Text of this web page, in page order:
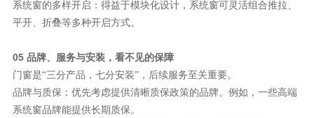
系统窗的多样开启：得益于模块化设计，系统窗可灵活组合推拉、
平开、折叠等多种开启方式。
05 品牌、服务与安装，看不见的保障
门窗是“三分产品，七分安装”，后续服务至关重要。
品牌与质保：优先考虑提供清晰质保政策的品牌。例如，一些高端
系统窗品牌能提供长期质保。